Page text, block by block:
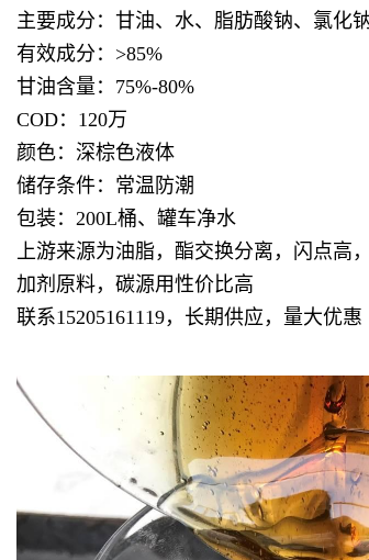
主要成分：甘油、水、脂肪酸钠、氯化
有效成分：>85%
甘油含量：75%-80%
COD：120万
颜色：深棕色液体
储存条件：常温防潮
包装：200L桶、罐车净水
上游来源为油脂，酯交换分离，闪点高
加剂原料，碳源用性价比高
联系15205161119，长期供应，量大优惠